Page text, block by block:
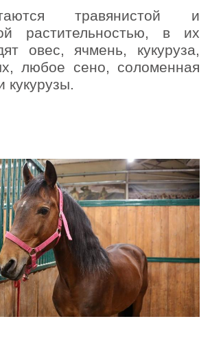
травянистой и
растительностью, в их
овес, ячмень, кукуруза,
любое сено, соломенная
кукурузы.